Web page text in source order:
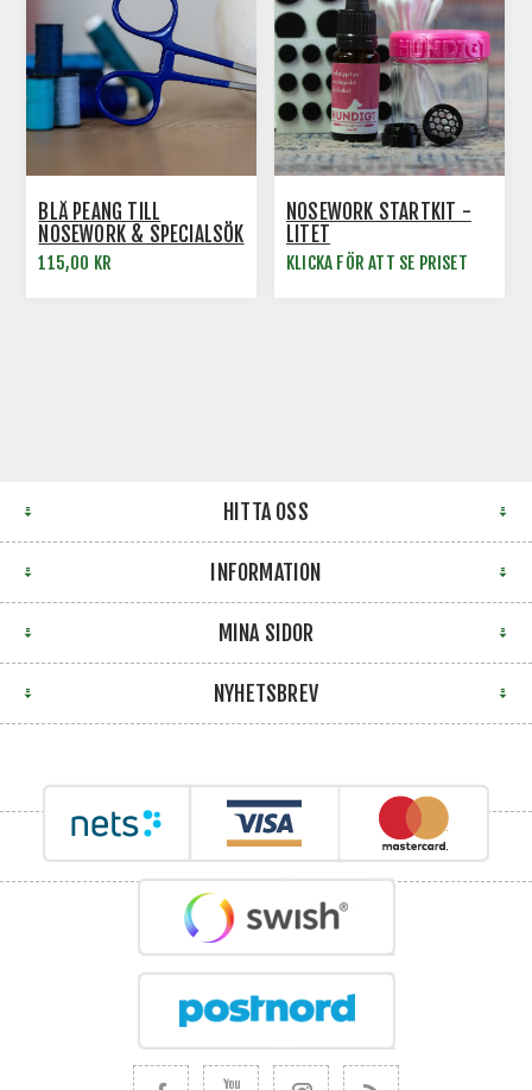
BLÅ PEANG TILL
NOSEWORK & SPECIALSÖK
115,00 KR
NOSEWORK STARTKIT -
LITET
KLICKA FÖR ATT SE PRISET
HITTA OSS
INFORMATION
MINA SIDOR
NYHETSBREV